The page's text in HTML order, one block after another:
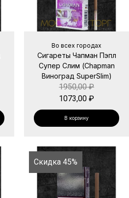
Во всех городах
Сигареты Чапман Пэпл
Супер Слим (Chapman
Виноград SuperSlim)
1950,00₽
1073,00 ₽
В корзину
Скидка 45%